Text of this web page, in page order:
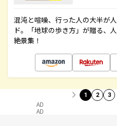
混沌と喧噪、行った人の大半が
ド。「地球の歩き方」が贈る、
絶景集！
1 2 3
AD
AD